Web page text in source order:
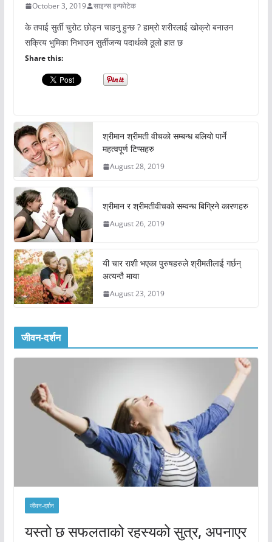
October 3, 2019 साइन्स इन्फोटेक
के तपाई सुर्ती चुरोट छोड्न चाहनु हुन्छ ? हाम्रो शरीरलाई खोक्रो बनाउन
सक्रिय भुमिका निभाउन सुर्तीजन्य पदार्थको ठूलो हात छ
Share this:
श्रीमान श्रीमती वीचको सम्बन्ध बलियो पार्ने
महत्वपूर्ण टिप्सहरु
August 28, 2019
श्रीमान र श्रीमतीवीचको सम्वन्ध बिग्रिने कारणहरु
August 26, 2019
यी चार राशी भएका पुरुषहरुले श्रीमतीलाई गर्छन्
अत्यन्तै माया
August 23, 2019
जीवन-दर्शन
जीवन-दर्शन
यस्तो छ सफलताको रहस्यको सुत्र, अपनाएर